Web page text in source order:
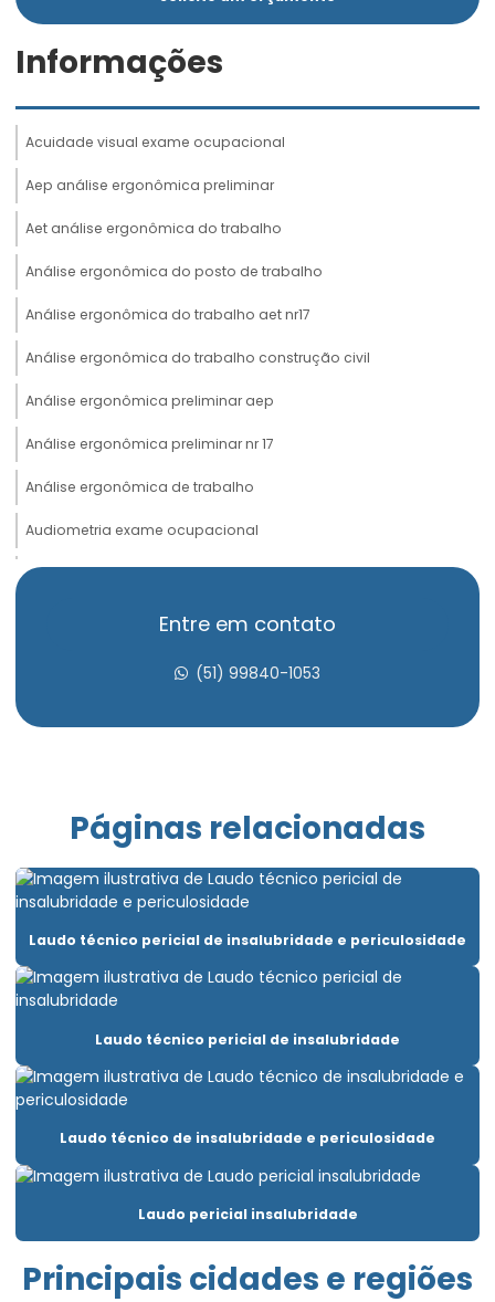
Informações
Acuidade visual exame ocupacional
Aep análise ergonômica preliminar
Aet análise ergonômica do trabalho
Análise ergonômica do posto de trabalho
Análise ergonômica do trabalho aet nr17
Análise ergonômica do trabalho construção civil
Análise ergonômica preliminar aep
Análise ergonômica preliminar nr 17
Análise ergonômica de trabalho
Audiometria exame ocupacional
Avaliação de insalubridade
Avaliação psicossocial admissional
Clínica aso admissional
Clínica de exame ocupacional
Clínica para fazer exame demissional
Elaboração ltcat
Elaboração de pcmso
Elaboração de pgr e pcmso
Elaborar pgr
Emissão de laudo de insalubridade
Emissão de laudo de periculosidade
Empresa de consultoria empresarial
Entre em contato
(51) 99840-1053
Páginas relacionadas
Laudo técnico pericial de insalubridade e periculosidade
Laudo técnico pericial de insalubridade
Laudo técnico de insalubridade e periculosidade
Laudo pericial insalubridade
Principais cidades e regiões